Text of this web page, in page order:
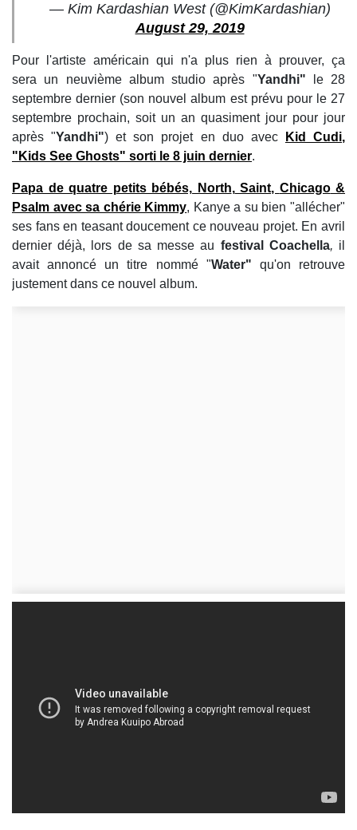
— Kim Kardashian West (@KimKardashian)
August 29, 2019
Pour l'artiste américain qui n'a plus rien à prouver, ça
sera un neuvième album studio après "Yandhi" le 28
septembre dernier (son nouvel album est prévu pour le 27
septembre prochain, soit un an quasiment jour pour jour
après "Yandhi") et son projet en duo avec Kid Cudi,
" Kids See Ghosts" sorti le 8 juin dernier.
Papa de quatre petits bébés, North,Saint, Chicago&
Psalm avec sa chérie Kimmy, Kanye a su bien "allécher"
ses fans en teasant doucement ce nouveau projet. En avril
dernier déjà, lors de sa messe au festival Coachella, il
avait annoncé un titre nommé "Water" qu'on retrouve
justement dans ce nouvel album.